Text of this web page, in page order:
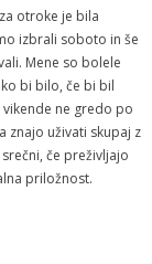
otroke je bila
izbrali soboto in še
Mene so bolele
bi bilo, če bi bil
ne gredo po
znajo uživati skupaj z
če preživljajo
priložnost.